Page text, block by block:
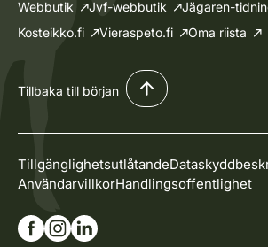
Webbutik Jvf-webbutik
Jägaren-
Kosteikko.fi
Vieraspeto.fi Oma riista
Tillbaka till början
Tillgänglighetsutlåtande
AnvändarvillkorHandlingsoffentlighet